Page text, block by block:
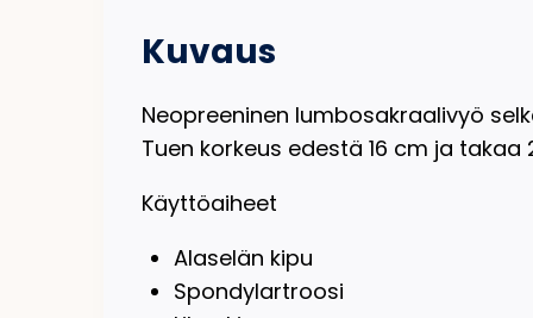
Kuvaus
Neopreeninen lumbosakraalivyö
Tuen korkeus edestä 16 cm ja takaa
Käyttöaiheet
Alaselän kipu
Spondylartroosi